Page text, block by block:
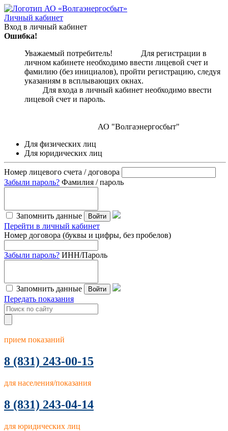
Личный кабинет
Вход в личный кабинет
Ошибка!
Уважаемый потребитель! Для регистрации в
личном кабинете необходимо ввести лицевой счет и
фамилию (без инициалов), пройти регистрацию, следуя
указаниям в всплывающих окнах.
Для входа в личный кабинет необходимо ввести
лицевой счет и пароль.
АО "Волгаэнергосбыт"
Для физических лиц
Для юридических лиц
Номер лицевого счета / договора
Забыли пароль? Фамилия / пароль
Запомнить данные Войти
Перейти в личный кабинет
Номер договора (буквы и цифры, без пробелов)
Забыли пароль? ИНН/Пароль
Запомнить данные Войти
Передать показания
прием показаний
8 (831) 243-00-15
для населения/показания
8 (831) 243-04-14
для юридических лиц